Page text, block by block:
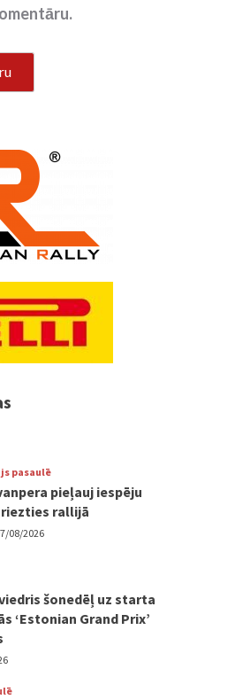
pasaulē
pieļauj iespēju
rallijā
08/2026
šonedēļ uz starta
‘Estonian Grand Prix’